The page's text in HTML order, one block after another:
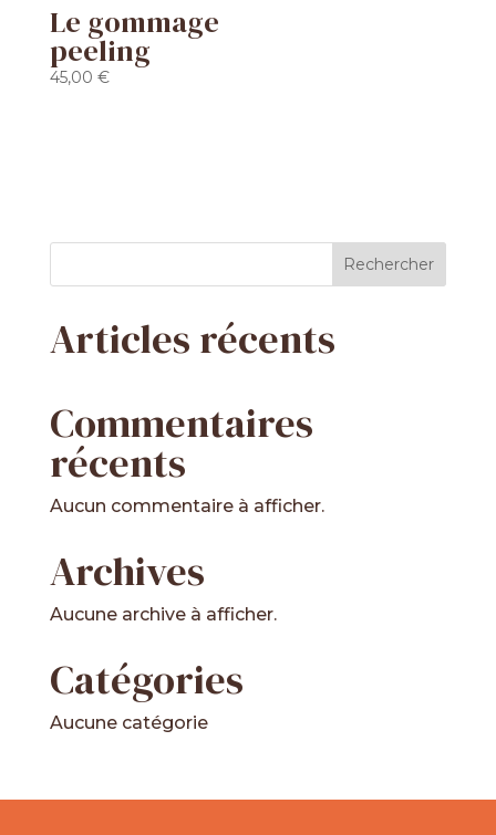
Le gommage
peeling
45,00 €
Rechercher
Articles récents
Commentaires
récents
Aucun commentaire à afficher.
Archives
Aucune archive à afficher.
Catégories
Aucune catégorie